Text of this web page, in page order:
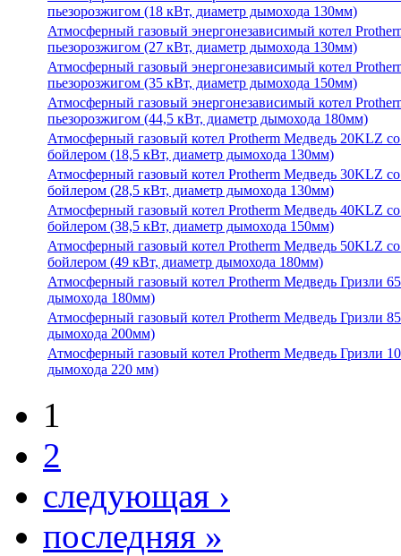
пьезорозжигом (18 кВт, диаметр дымохода 130мм)
Атмосферный газовый энергонезависимый котел
пьезорозжигом (27 кВт, диаметр дымохода 130мм)
Атмосферный газовый энергонезависимый котел
пьезорозжигом (35 кВт, диаметр дымохода 150мм)
Атмосферный газовый энергонезависимый котел
пьезорозжигом (44,5 кВт, диаметр дымохода 180мм)
Атмосферный газовый котел Protherm Медведь 20KLZ
бойлером (18,5 кВт, диаметр дымохода 130мм)
Атмосферный газовый котел Protherm Медведь 30KLZ
бойлером (28,5 кВт, диаметр дымохода 130мм)
Атмосферный газовый котел Protherm Медведь 40KLZ
бойлером (38,5 кВт, диаметр дымохода 150мм)
Атмосферный газовый котел Protherm Медведь 50KLZ
бойлером (49 кВт, диаметр дымохода 180мм)
Атмосферный газовый котел Protherm Медведь Гризли
дымохода 180мм)
Атмосферный газовый котел Protherm Медведь Гризли
дымохода 200мм)
Атмосферный газовый котел Protherm Медведь Гризли
дымохода 220 мм)
1
2
следующая ›
последняя »